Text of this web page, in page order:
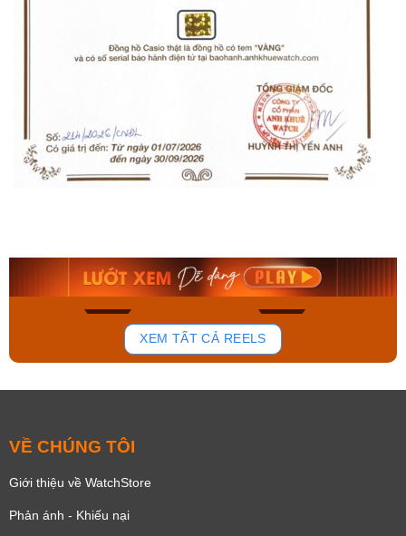
148
Mua ngay Mua ngay
XEM TẤT CẢ REELS
VỀ CHÚNG TÔI
Giới thiệu về WatchStore
Phản ánh - Khiếu nại